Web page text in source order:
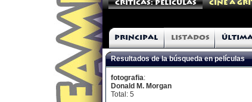
Críticas: Películas
Cine a
Principal Listados
Resultados de la búsqueda en películas
fotografia:
Donald M. Morgan
Total: 5